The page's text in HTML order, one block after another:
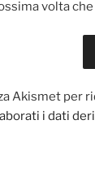
volta
Akismet per
i dati